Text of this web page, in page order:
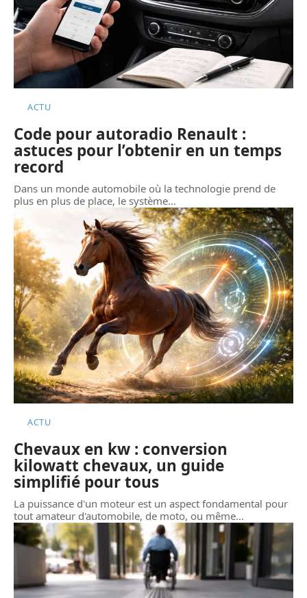
ACTU
Code pour autoradio Renault :
astuces pour l’obtenir en un temps
record
Dans un monde automobile où la technologie prend de
plus en plus de place, le système…
ACTU
Chevaux en kw : conversion
kilowatt chevaux, un guide
simplifié pour tous
La puissance d'un moteur est un aspect fondamental pour
tout amateur d'automobile, de moto, ou même…